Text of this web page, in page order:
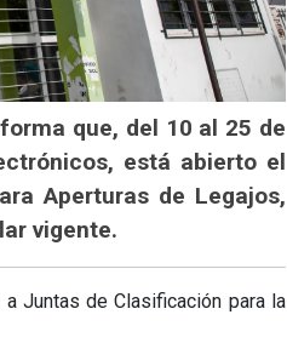
que, del 10 al 25 de
está abierto el
Aperturas de Legajos,
vigente.
Juntas de Clasificación para la